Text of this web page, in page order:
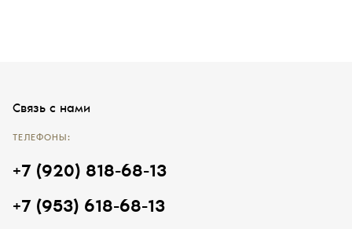
Связь с нами
ТЕЛЕФОНЫ:
+7 (920) 818-68-13
+7 (953) 618-68-13